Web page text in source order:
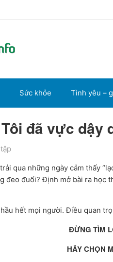
Sức khỏe Tình yêu –
đã vực dậy
qua những ngày cảm thấy
đeo đuổi? Định mở bài ra
hết mọi người. Điều quan
ĐỪNG TÌM
HÃY CHỌN